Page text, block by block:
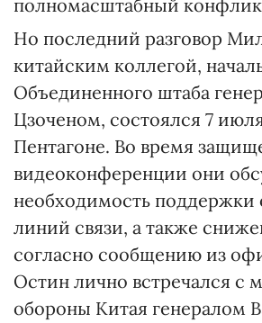
полномасштабный
Но последний разговор
китайским коллегой,
Объединенного штаба
Цзоченом, состоялся 7
Пентагоне. Во время
видеоконференции они
необходимость поддержки
линий связи, а также
согласно сообщению из
Остин лично встречался с
обороны Китая генералом